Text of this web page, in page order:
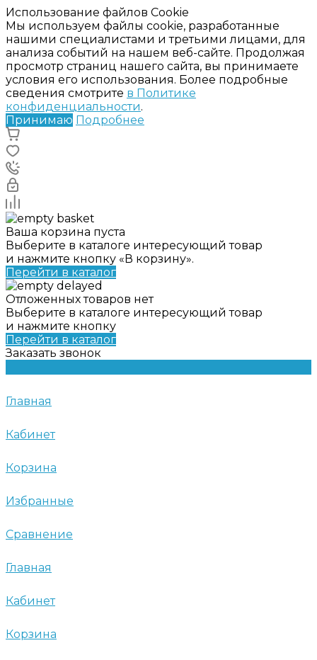
Использование файлов Cookie
Мы используем файлы cookie, разработанные
нашими специалистами и третьими лицами, для
анализа событий на нашем веб-сайте. Продолжая
просмотр страниц нашего сайта, вы принимаете
условия его использования. Более подробные
сведения смотрите в Политике
конфиденциальности.
Принимаю Подробнее
Ваша корзина пуста
Выберите в каталоге интересующий товар
и нажмите кнопку «В корзину».
Перейти в каталог
Отложенных товаров нет
Выберите в каталоге интересующий товар
и нажмите кнопку
Перейти в каталог
Заказать звонок
Главная
Кабинет
Корзина
Избранные
Сравнение
Главная
Кабинет
Корзина